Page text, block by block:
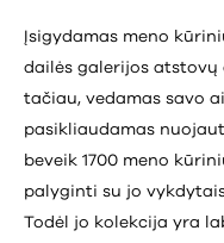
Įsigydamas meno
dailės galerijos atstovų
tačiau, vedamas savo
pasikliaudamas
beveik 1700 meno
palyginti su jo
Todėl jo kolekcija yra